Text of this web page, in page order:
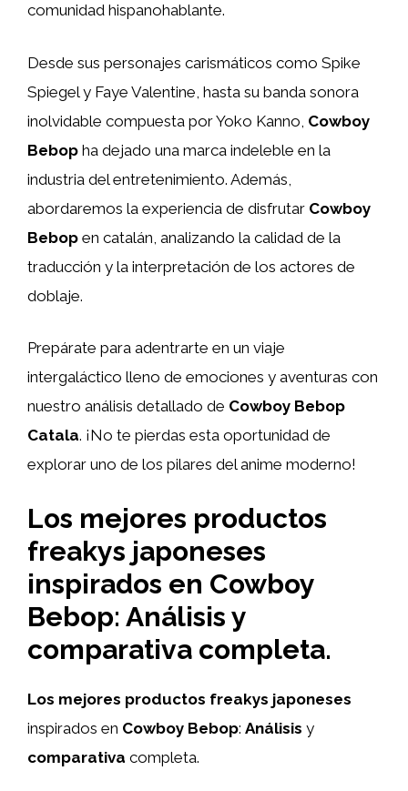
comunidad hispanohablante.
Desde sus personajes carismáticos como Spike
Spiegel y Faye Valentine, hasta su banda sonora
inolvidable compuesta por Yoko Kanno, Cowboy
Bebop ha dejado una marca indeleble en la
industria del entretenimiento. Además,
abordaremos la experiencia de disfrutar Cowboy
Bebop en catalán, analizando la calidad de la
traducción y la interpretación de los actores de
doblaje.
Prepárate para adentrarte en un viaje
intergaláctico lleno de emociones y aventuras con
nuestro análisis detallado de Cowboy Bebop
Catala. ¡No te pierdas esta oportunidad de
explorar uno de los pilares del anime moderno!
Los mejores productos
freakys japoneses
inspirados en Cowboy
Bebop: Análisis y
comparativa completa.
Los mejores productos freakys japoneses
inspirados en Cowboy Bebop: Análisis y
comparativa completa.